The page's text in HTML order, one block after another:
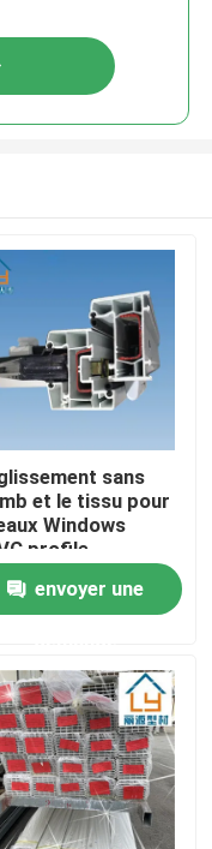
sans
et le tissu pour
Windows
profile
ignifugent
envoyer une